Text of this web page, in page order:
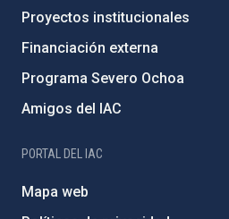
Proyectos institucionales
Financiación externa
Programa Severo Ochoa
Amigos del IAC
PORTAL DEL IAC
Mapa web